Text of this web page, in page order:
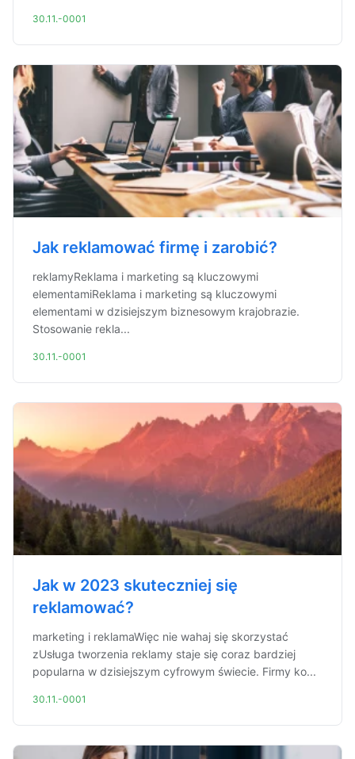
30.11.-0001
Jak reklamować firmę i zarobić?
reklamyReklama i marketing są kluczowymi
elementamiReklama i marketing są kluczowymi
elementami w dzisiejszym biznesowym krajobrazie.
Stosowanie rekla...
30.11.-0001
Jak w 2023 skuteczniej się
reklamować?
marketing i reklamaWięc nie wahaj się skorzystać
zUsługa tworzenia reklamy staje się coraz bardziej
popularna w dzisiejszym cyfrowym świecie. Firmy ko...
30.11.-0001